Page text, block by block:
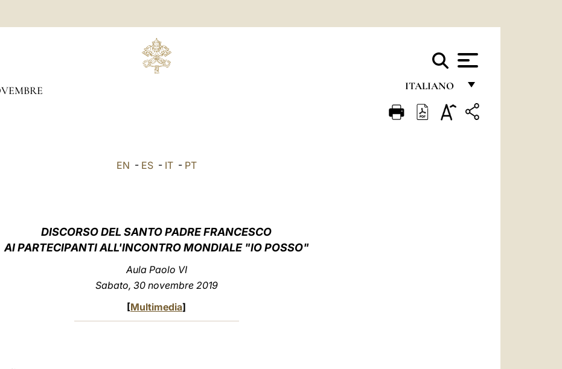
ITALIANO
FRANÇAIS
EN - ES- IT- PT
DISCORSO DEL SANTO PADRE FRANCESCO
AI PARTECIPANTI ALL'INCONTRO MONDIALE "IO POSSO"
Aula Paolo VI
Sabato, 30 novembre 2019
[Multimedia]